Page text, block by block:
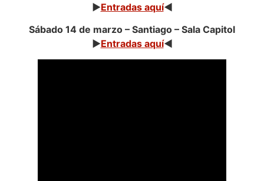
►Entradas aquí◄
Sábado 14 de marzo – Santiago – Sala Capitol
►Entradas aquí◄